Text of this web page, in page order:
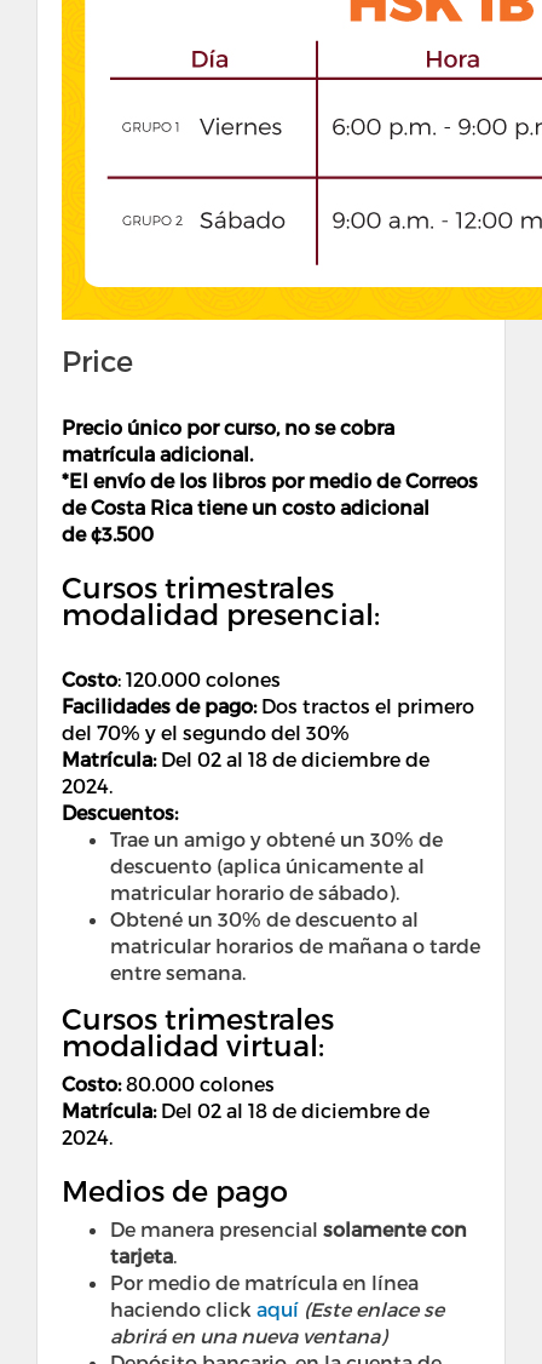
Price
Precio único por curso, no se cobra
matrícula adicional.
*El envío de los libros por medio de Correos
de Costa Rica tiene un costo adicional
de ¢3.500
Cursos trimestrales
modalidad presencial:
Costo: 120.000 colones
Facilidades de pago:Dos tractos el primero
del 70% y el segundo del 30%
Matrícula: Del 02 al 18 de diciembre de
2024.
Descuentos:
Trae un amigo y obtené un 30% de
descuento (aplica únicamente al
matricular horario de sábado).
Obtené un 30% de descuento al
matricular horarios de mañana o tarde
entre semana.
Cursos trimestrales
modalidad virtual:
Costo:80.000 colones
Matrícula: Del 02 al 18 de diciembre de
2024.
Medios de pago
De manera presencial solamente con
tarjeta.
Por medio de matrícula en línea
haciendo click aquí (Este enlace se
abrirá en una nueva ventana)